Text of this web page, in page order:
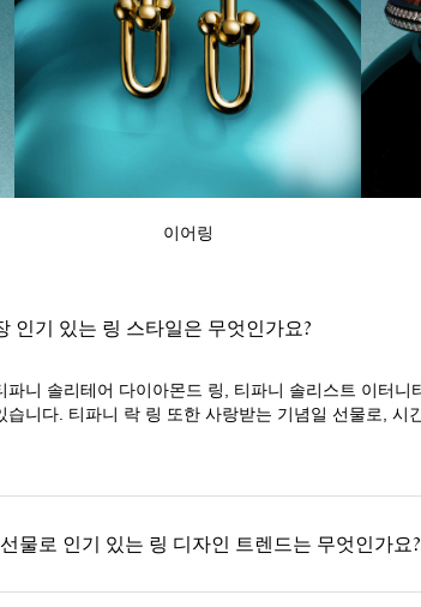
이어링
인기 있는 링 스타일은 무엇인가요?
파니 솔리테어 다이아몬드 링, 티파니 솔리스트 이터
습니다. 티파니 락 링 또한 사랑받는 기념일 선물로,
물로 인기 있는 링 디자인 트렌드는 무엇인가요?